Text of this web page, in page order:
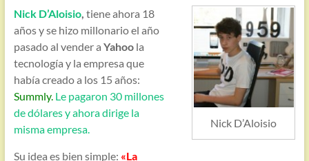
Nick D’Aloisio
Nick D’Aloisio, tiene ahora 18
años y se hizo millonario el año
pasado al vender a Yahoola
tecnología y la empresa que
había creado a los 15 años:
Summly. Le pagaron 30 millones
de dólares y ahora dirige la
misma empresa.
Su idea es bien simple: «La